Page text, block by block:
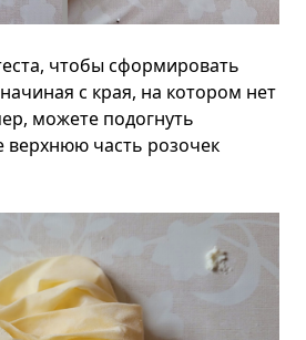
чтобы сформировать
с края, на котором нет
можете подогнуть
верхнюю часть розочек